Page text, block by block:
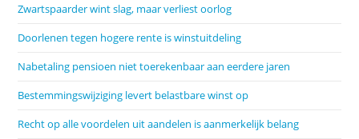
Zwartspaarder wint slag, maar verliest oorlog
Doorlenen tegen hogere rente is winstuitdeling
Nabetaling pensioen niet toerekenbaar aan eerdere jaren
Bestemmingswijziging levert belastbare winst op
Recht op alle voordelen uit aandelen is aanmerkelijk belang